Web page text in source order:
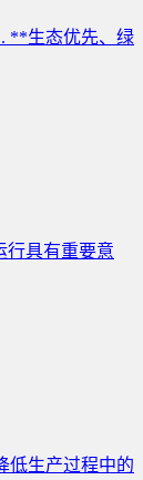
**生态优先、绿
行具有重要意
低生产过程中的